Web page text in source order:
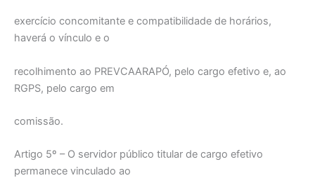
exercício concomitante e compatibilidade de horários,
haverá o vínculo e o
recolhimento ao PREVCAARAPÓ, pelo cargo efetivo e, ao
RGPS, pelo cargo em
comissão.
Artigo 5º – O servidor público titular de cargo efetivo
permanece vinculado ao